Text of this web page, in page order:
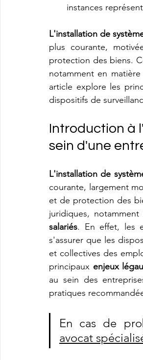
instances
L'installation de
plus courante,
protection des biens.
notamment en
article explore les
dispositifs de
Introduction à
sein d'une
L'installation de
courante, largement
et de protection des
juridiques,
salariés. En effet, les
s'assurer que les
et collectives des
principaux enjeux
au sein des
pratiques
En cas de
avocat